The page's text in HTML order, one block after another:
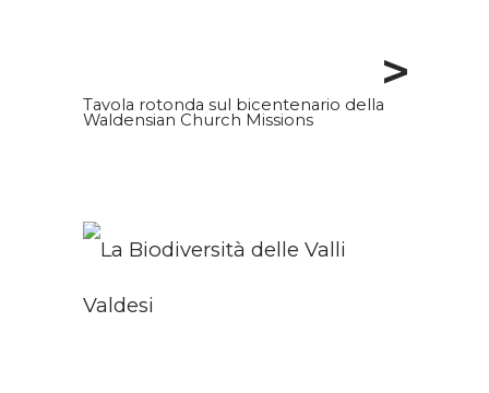
>
Tavola rotonda sul bicentenario della
Waldensian Church Missions